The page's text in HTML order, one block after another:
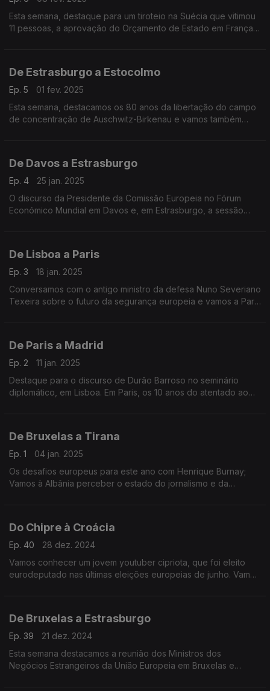
Esta semana, destaque para um tiroteio na Suécia que vitimou
11 pessoas, a aprovação do Orçamento de Estado em França e
De Estrasburgo a Estocolmo
Ep. 5
01 fev. 2025
Esta semana, destacamos os 80 anos da libertação do campo
de concentração de Auschwitz-Birkenau e vamos também
De Davos a Estrasburgo
Ep. 4
25 jan. 2025
O discurso da Presidente da Comissão Europeia no Fórum
Económico Mundial em Davos e, em Estrasburgo, a sessão
De Lisboa a Paris
Ep. 3
18 jan. 2025
Conversamos com o antigo ministro da defesa Nuno Severiano
Texeira sobre o futuro da segurança europeia e vamos a Paris
De Paris a Madrid
Ep. 2
11 jan. 2025
Destaque para o discurso de Durão Barroso no seminário
diplomático, em Lisboa. Em Paris, os 10 anos do atentado ao
De Bruxelas a Tirana
Ep. 1
04 jan. 2025
Os desafios europeus para este ano com Henrique Burnay;
Vamos à Albânia perceber o estado do jornalismo e da
Do Chipre à Croácia
Ep. 40
28 dez. 2024
Vamos conhecer um jovem youtuber cipriota, que foi eleito
eurodeputado nas últimas eleições europeias de junho. Vamos
De Bruxelas a Estrasburgo
Ep. 39
21 dez. 2024
Esta semana destacamos a reunião dos Ministros dos
Negócios Estrangeiros da União Europeia em Bruxelas e